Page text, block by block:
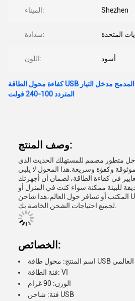
الميناء: Shezhen
سدادة:
اللون: أسود
كفاءة محول الطاقة USB للأسواق الأوروبية التصميم المدمج مدخل التيار
المتردد 100-240 فولت
وصف المنتج:
حل متطور مصمم للمستهلك الحديث الذي
وكفؤة وسريعة.هذا المحول لا يلبي
في كفاءة الطاقة، لضمان أن أجهزتك
للبيئة ممكنة سواء كنت في المنزل أو
المكتب أو تسافر حول العالم،هذا شاحن USB هو الرفيق المثالي
الخصائص:
اسم المنتج: محول طاقة USB العالمي
فئة الطاقة: VI
الوزن: 90 غرام
فئة: شاحن USB